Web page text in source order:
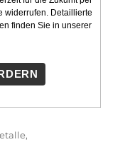
widerrufen. Detaillierte
finden Sie in unserer
,